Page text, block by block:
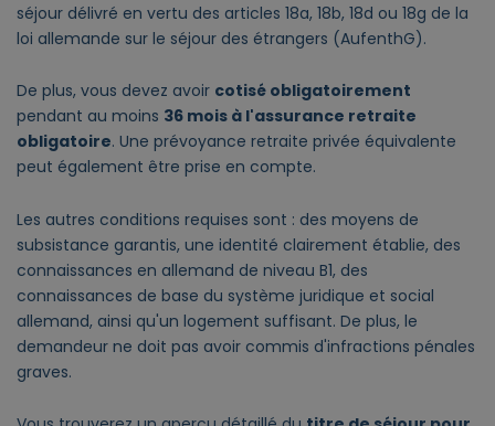
séjour délivré en vertu des articles 18a, 18b, 18d ou 18g de la
loi allemande sur le séjour des étrangers (AufenthG).
De plus, vous devez avoir cotisé obligatoirement
pendant au moins 36 mois à l'assurance retraite
obligatoire. Une prévoyance retraite privée équivalente
peut également être prise en compte.
Les autres conditions requises sont : des moyens de
subsistance garantis, une identité clairement établie, des
connaissances en allemand de niveau B1, des
connaissances de base du système juridique et social
allemand, ainsi qu'un logement suffisant. De plus, le
demandeur ne doit pas avoir commis d'infractions pénales
graves.